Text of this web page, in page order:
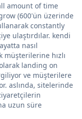
amount of time
(600'ün üzerinde
constantly
ulaştırdılar. kendi
nasıl
hızlı
landing on
ve müşterilere
aslında, sitelerinde
uzun süre